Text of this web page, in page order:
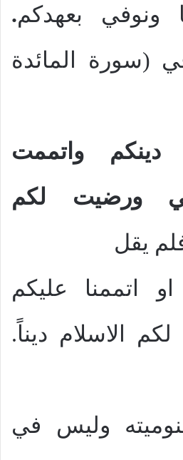
ونوفي بعهدكم.
(سورة المائدة
دينكم واتممت
ورضيت لكم
يقل
او اتممنا عليكم
لكم الاسلام ديناً.
وليس في